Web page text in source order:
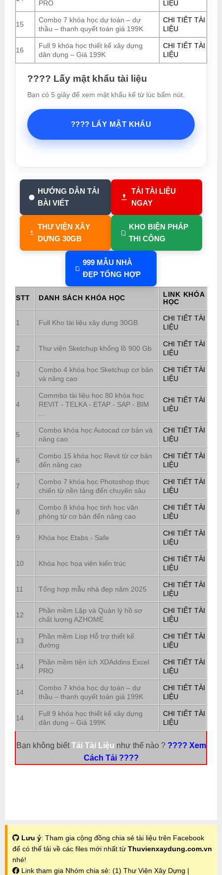
PRO LIỆU
15
Combo 7 khóa học dự toán – dự
thầu – thanh quyết toán giá 199K
CHI TIẾT TÀI
LIỆU
16
Full 9 khóa học thiết kế xây dựng
dân dụng – Giá 199K
CHI TIẾT TÀI
LIỆU
???? Lấy mật khẩu tài liệu
Bạn có 5 giây để xem mật khẩu kể từ lúc bấm nút.
???? LẤY MẬT KHẨU
HƯỚNG DẪN TẢI
BÀI VIẾT
TẢI TÀI LIỆU
NGAY
THƯ VIỆN XÂY
DỰNG 30GB
KHO BIỆN PHÁP
THI CÔNG
999 MẪU NHÀ
ĐẸP TỔNG HỢP
STT DANH SÁCH KHÓA HỌC
LINK KHÓA
HỌC
1 Full Kho tài liệu xây dựng 30GB
CHI TIẾT TÀI
LIỆU
2 Thư viện Sketchup khổng lồ 900 Gb
CHI TIẾT TÀI
LIỆU
3
Combo 4 khóa học Sketchup cơ bản
và nâng cao
CHI TIẾT TÀI
LIỆU
4
Commbo tài liệu học 80 khóa học
REVIT - TELKA - ETAP - SAP - BIM
...
CHI TIẾT TÀI
LIỆU
5
Combo khóa học Autocad cơ bản và
nâng cao
CHI TIẾT TÀI
LIỆU
6
Combo 15 khóa học Revit từ cơ bản
đến nâng cao
CHI TIẾT TÀI
LIỆU
7
Combo 7 khóa học Photoshop thực
chiến từ nền tảng đến chuyên sâu
CHI TIẾT TÀI
LIỆU
8
Combo 8 khóa học tinh học văn
phòng từ cơ bản đến nâng cao
CHI TIẾT TÀI
LIỆU
9 Khóa học Etabs - Safe
CHI TIẾT TÀI
LIỆU
10 Khóa học họa viên kiến trúc
CHI TIẾT TÀI
LIỆU
11 Tổng hợp mẫu nhà đẹp năm 2025
CHI TIẾT TÀI
LIỆU
12
Phần mềm Lập và Quản lý hồ sơ
chất lượng AZHOME
CHI TIẾT TÀI
LIỆU
13
Phần mềm Lisp Hỗ trợ thiết kế
đường
CHI TIẾT TÀI
LIỆU
14
Phần mềm tiện ích XDAddins Excel
PRO
CHI TIẾT TÀI
LIỆU
14
Combo 7 khóa học dự toán – dự
thầu – thanh quyết toán giá 199K
CHI TIẾT TÀI
LIỆU
14
Full 9 khóa học thiết kế xây dựng
dân dụng – Giá 199K
CHI TIẾT TÀI
LIỆU
Bạn không biếtTải Tài Liệu như thế nào ? ???? Xem
Cách Tải ????
Lưu ý: Tham gia cộng đồng chia sẻ tài liệu trên Facebook
để có thể tải về các files mới nhất từ Thuvienxaydung.com.vn
nhé!
Link tham gia Nhóm chia sẻ: (1) Thư Viện Xây Dựng |